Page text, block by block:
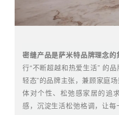
密缝产品是萨米特品牌理念的
行“不断超越和热爱生活” 的
轻态”的品牌主张，兼顾家庭
体对个性、松弛感家居的追
感，沉淀生活松弛格调，让